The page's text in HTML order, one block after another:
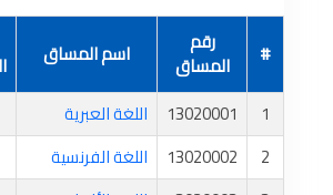
# رقم
المساق اسم المساق
1
13020001 اللغة العبرية
2
13020002 اللغة الفرنسية